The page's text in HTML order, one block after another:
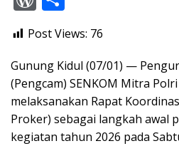
e
b
o
o
k
s
A
p
p
or
d
Pr
e
ss
ar
e
Post Views: 76
Gunung Kidul (07/01) —
(Pengcam) SENKOM Mitra
melaksanakan Rapat
Proker) sebagai langkah awal
kegiatan tahun 2026 pada